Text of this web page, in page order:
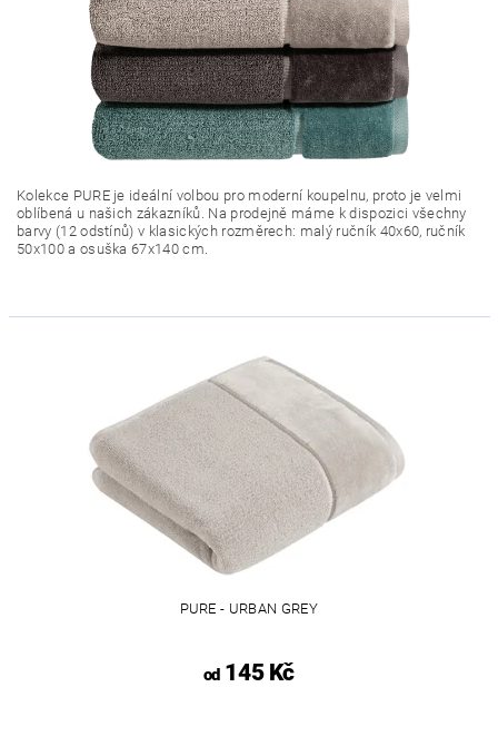
Kolekce PURE je ideální volbou pro moderní koupelnu, proto je velmi
oblíbená u našich zákazníků. Na prodejně máme k dispozici všechny
barvy (12 odstínů) v klasických rozměrech: malý ručník 40x60, ručník
50x100 a osuška 67x140 cm.
PURE - URBAN GREY
od145 Kč